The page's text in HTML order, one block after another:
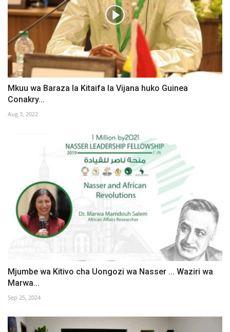
Mkuu wa Baraza la Kitaifa la Vijana huko Guinea
Conakry...
Aug 3, 2022
Mjumbe wa Kitivo cha Uongozi wa Nasser ... Waziri wa
Marwa...
Sep 25, 2024